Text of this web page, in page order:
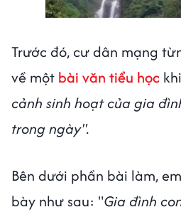
Trước đó, cư dân mạng
về một bài văn tiểu học
cảnh sinh hoạt của gia
trong ngày".
Bên dưới phần bài làm,
bày như sau: "Gia đình